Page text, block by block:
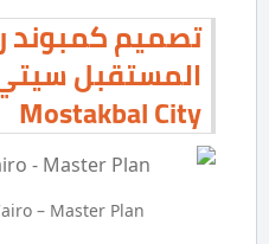
تصميم
Mostakbal City
– Master Plan